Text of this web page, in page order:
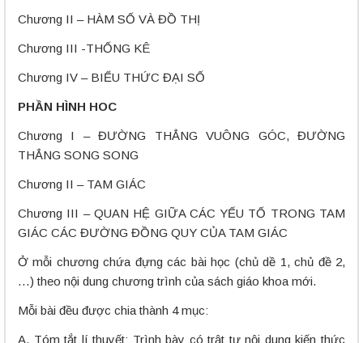
Chương II – HÀM SỐ VÀ ĐỒ THỊ
Chương III -THỐNG KÊ
Chương IV – BIỂU THỨC ĐẠI SỐ
PHẦN HÌNH HOC
Chương I – ĐƯỜNG THẲNG VUÔNG GÓC, ĐƯỜNG
THẲNG SONG SONG
Chương II – TAM GIÁC
Chương III – QUAN HỆ GIỮA CÁC YẾU TỐ TRONG TAM
GIÁC CÁC ĐƯỜNG ĐỒNG QUY CỦA TAM GIÁC
Ở mỗi chương chứa đựng các bài học (chủ dề 1, chủ đề 2,
…) theo nội dung chương trình của sách giáo khoa mới.
Mỗi bài đều được chia thành 4 mục:
A. Tóm tắt lí thuyết: Trình bày có trật tự nội dung kiến thức